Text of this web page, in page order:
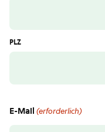
PLZ
E-Mail (erforderlich)